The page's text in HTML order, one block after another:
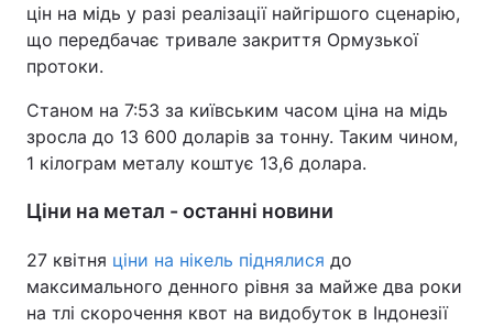
цін на мідь у разі реалізації найгіршого сценарію,
що передбачає тривале закриття Ормузької
протоки.
Станом на 7:53 за київським часом ціна на мідь
зросла до 13 600 доларів за тонну. Таким чином,
1 кілограм металу коштує 13,6 долара.
Ціни на метал - останні новини
27 квітня ціни на нікель піднялися до
максимального денного рівня за майже два роки
на тлі скорочення квот на видобуток в Індонезії